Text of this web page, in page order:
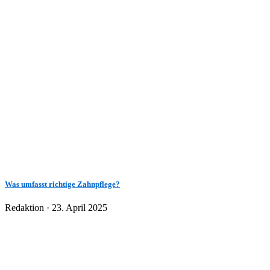
Was umfasst richtige Zahnpflege?
Redaktion · Veröffentlicht
23. April 2025